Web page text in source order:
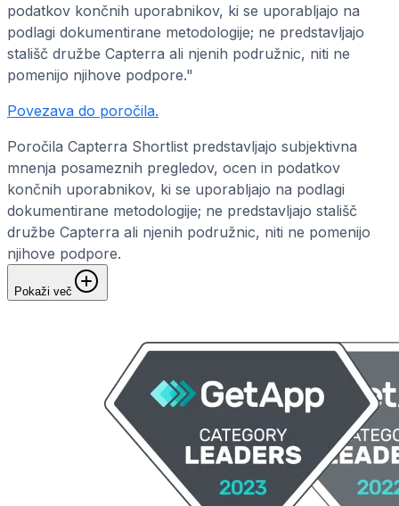
podatkov končnih uporabnikov, ki se uporabljajo na
podlagi dokumentirane metodologije; ne predstavljajo
stališč družbe Capterra ali njenih podružnic, niti ne
pomenijo njihove podpore."
Povezava do poročila.
Poročila Capterra Shortlist predstavljajo subjektivna
mnenja posameznih pregledov, ocen in podatkov
končnih uporabnikov, ki se uporabljajo na podlagi
dokumentirane metodologije; ne predstavljajo stališč
družbe Capterra ali njenih podružnic, niti ne pomenijo
njihove podpore.
Pokaži več